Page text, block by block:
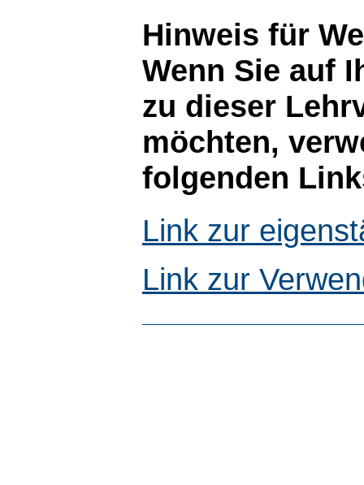
Hinweis für
Wenn Sie auf
zu dieser
möchten,
folgenden
Link zur
Link zur